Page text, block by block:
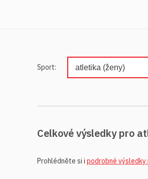
Sport:
Celkové výsledky pro
Prohlédněte si i podrobné